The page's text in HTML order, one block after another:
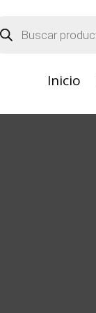
Inicio